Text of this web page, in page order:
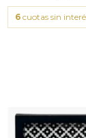
6 cuotas sin